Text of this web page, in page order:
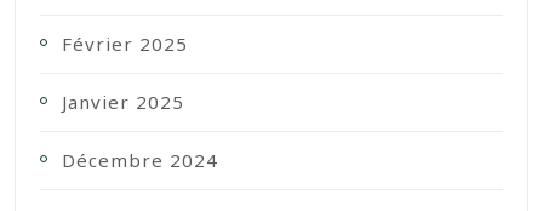
Février 2025
Janvier 2025
Décembre 2024